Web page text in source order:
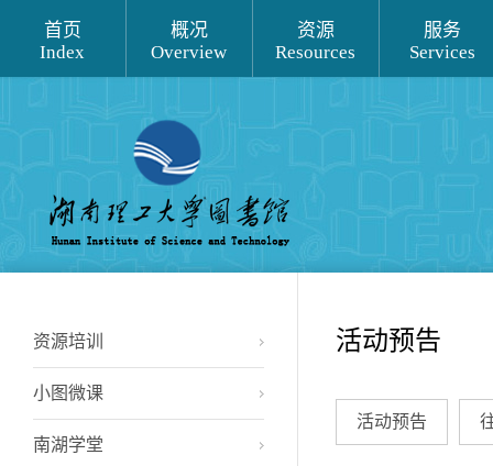
首页
Index
概况
Overview
资源
Resources
服务
Services
资源培训
小图微课
南湖学堂
活动预告
活动预告